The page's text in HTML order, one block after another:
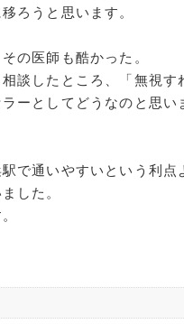
ろうと思います。
の医師も酷かった。
談したところ、「無視す
ーとしてどうなのと思い
で通いやすいという利点
した。